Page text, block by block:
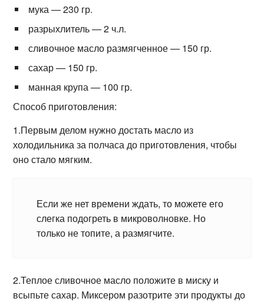
мука — 230 гр.
разрыхлитель — 2 ч.л.
сливочное масло размягченное — 150 гр.
сахар — 150 гр.
манная крупа — 100 гр.
Способ приготовления:
1.Первым делом нужно достать масло из
холодильника за полчаса до приготовления, чтобы
оно стало мягким.
Если же нет времени ждать, то можете его
слегка подогреть в микроволновке. Но
только не топите, а размягчите.
2.Теплое сливочное масло положите в миску и
всыпьте сахар. Миксером разотрите эти продукты до